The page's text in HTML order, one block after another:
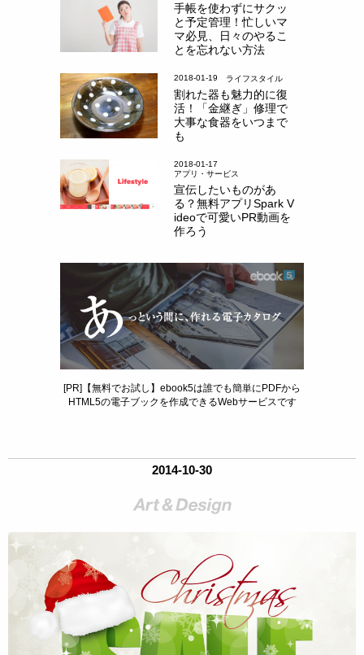
手帳を使わずにサクッ
と予定管理！忙しいマ
マ必見、日々のやるこ
とを忘れない方法
2018-01-19 ライフスタイル
割れた器も魅力的に復
活！「金継ぎ」修理で
大事な食器をいつまで
も
2018-01-17
アプリ・サービス
宣伝したいものがあ
る？無料アプリSpark V
ideoで可愛いPR動画を
作ろう
[PR]【無料でお試し】ebook5は誰でも簡単にPDFから
HTML5の電子ブックを作成できるWebサービスです
2014-10-30